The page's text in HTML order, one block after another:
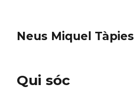
Neus Miquel Tàpies
Qui sóc